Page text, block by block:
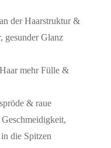
der Haarstruktur &
gesunder Glanz
mehr Fülle &
& raue
die Spitzen